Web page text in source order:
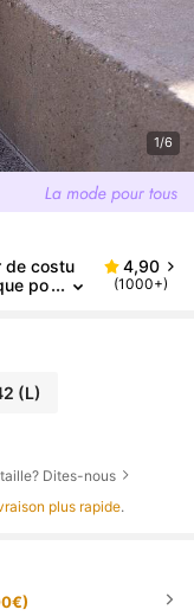
1/6
de costu
po
4,90
(1000+)
(L)
Dites-nous
plus rapide.